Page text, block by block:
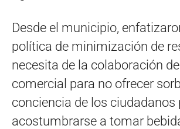
Desde el municipio,
política de minimización de
necesita de la colaboración
comercial para no ofrecer
conciencia de los ciudadanos
acostumbrarse a tomar